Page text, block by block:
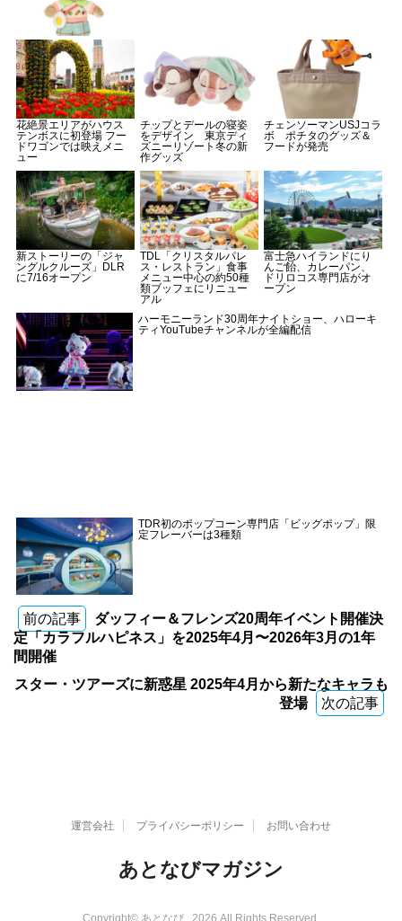
花絶景エリアがハウス
テンボスに初登場 フー
ドワゴンでは映えメニ
ュー
チップとデールの寝姿
をデザイン 東京ディ
ズニーリゾート冬の新
作グッズ
チェンソーマンUSJコラ
ボ ポチタのグッズ＆
フードが発売
新ストーリーの「ジャ
ングルクルーズ」DLR
に7/16オープン
TDL「クリスタルパレ
ス・レストラン」食事
メニュー中心の約50種
類ブッフェにリニュー
アル
富士急ハイランドにり
んご飴、カレーパン、
ドリロコス専門店がオ
ープン
ハーモニーランド30周年ナイトショー、ハローキ
ティYouTubeチャンネルが全編配信
TDR初のポップコーン専門店「ビッグポップ」限
定フレーバーは3種類
前の記事
ダッフィー＆フレンズ20周年イベント開催決
定「カラフルハピネス」を2025年4月〜2026年3月の1年
間開催
スター・ツアーズに新惑星 2025年4月から新たなキャラも
登場
次の記事
運営会社 プライバシーポリシー お問い合わせ
あとなびマガジン